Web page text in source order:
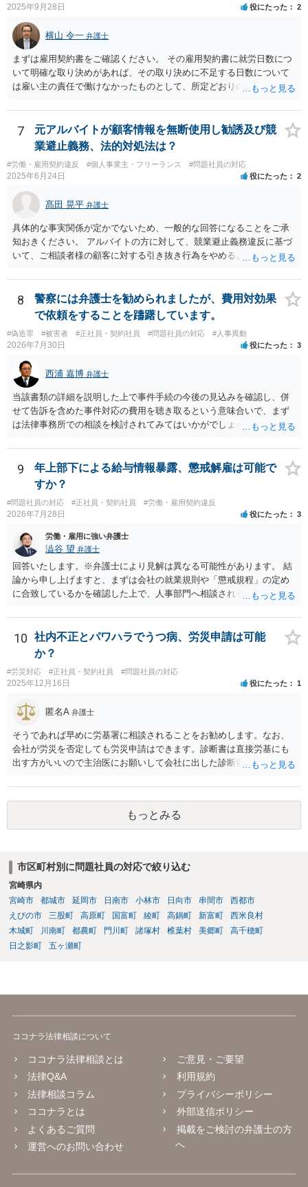
2025年9月28日 役にたった 2
横山 令一 弁護士
まずは雇用契約書をご確認ください。 その雇用契約書に就労日数につ
いて明確な取り決めがあれば、その取り決めに不足する日数について
は雇い主の責任で働けなかったものとして、所定どおりの賃金（民法5
条）を請求できる可能性があります。ただ、自分からシフトの希望日
数を減らした分については難しいでしょう。 特に後者については、違
反した場合は労働基準監督署に申告して雇い主に指導をしてもらう手
続が用意されています（労働基準法104条）。 前者については労働基
準監督署の管轄外ですので、弁護士に請求を依頼したり、裁判所に民
事訴訟や労働審判を申し立てたりする方法を取ることになるでしょ
う。
7
元アルバイトが顧客情報を無断使用し勧誘及び競
業避止義務、法的対処法は？
#労働・雇用契約違反 #個人事業主・フリーランス #問題社員の対応
2025年6月24日 役にたった 2
髙田 晃平 弁護士
具体的な事実関係が定かでないため、一般的な回答になることをご承
知おきください。 アルバイトの方に対して、競業避止義務違反に基づ
いて、ご相談者様の顧客に対する引き抜き行為をやめるように求める
いてネイルサロンを開業していることや、同意なく顧客の電話番号やL
INEアカウント、メールアドレス等を持ち出して勧誘をしていることに
ついては、競業避止義務に違反しているものと考えられます。 もっと
も、正式には退職していないものの、出社もしていないということで
すと、在職中か退職扱いとなるかで争いになり、競業避止義務条項の
有効性が問題になるところであり、損害賠償請求を行うにしても損害
の主張・立証が容易ではないため、労働法を扱う弁護士にご相談され
るのがよいと思われます。
8
警察には弁護士を勧められましたが、費用対効果
で依頼をすることを躊躇しています。
#偽造罪 #被害者 #正社員・契約社員 #問題社員の対応 #人事異動
2026年7月30日 役にたった 3
西浦 嘉博 弁護士
当該書類の詳細を説明した上で事件手続の今後の見込みを確認し、併
せて告訴を含めた事件対応の費用を聴き取るという意味合いで、まず
は法律事務所での相談を検討されてみてはいかがでしょうか。 上記、
9
年上部下による給与情報暴露、懲戒解雇は可能で
すか？
#問題社員の対応 #正社員・契約社員 #労働・雇用契約違反
2026年7月28日 役にたった 3
労働・雇用に強い弁護士
澁谷 望 弁護士
回答いたします。※弁護士により見解は異なる可能性があります。 結
論から申し上げますと、まずは会社の就業規則や「懲戒規程」の定め
に合致しているかを確認した上で、人事部門へ相談されることが最優
ものの、重い懲戒処分の対象には十分なり得ます。 名誉や評価の回復
については、会社側に「部下の不正行為による情報漏洩」と正式に認
定させ、誤認した他部署への適切なフォローや周知を求めるのが有効
です。 あるいは、懲戒があったことを社内で周知される手続があるの
ならば、それにより軽微ながら回復はできるかもしれません。 さらに
個人としても、相手に対してプライバシー侵害等に基づく損害賠償
（慰謝料）を請求する選択肢がありえます（ただし、金額は多額にな
らない可能性があります。）。
10
社内不正とパワハラでうつ病、労災申請は可能
か？
#労災対応 #正社員・契約社員 #問題社員の対応
2025年12月16日 役にたった 1
匿名A 弁護士
そうであれば早めに労基署に相談されることをお勧めします。なお、
会社が労災を否定しても労災申請はできます。診断書は直接労基にも
出す方がいいので主治医にお願いして会社に出した診断書の写しをも
もっとみる
市区町村別に問題社員の対応で絞り込む
宮崎県内
宮崎市
都城市 延岡市 日南市 小林市 日向市 串間市
西都市
えびの市
三股町 高原町 国富町 綾町 高鍋町 新富町
西米良村
木城町
川南町 都農町 門川町 諸塚村 椎葉村 美郷町
高千穂町
日之影町
五ヶ瀬町
ココナラ法律相談について
ココナラ法律相談とは
法律Q&A
法律相談コラム
ココナラとは
よくあるご質問
運営へのお問い合わせ
ご意見・ご要望
利用規約
プライバシーポリシー
外部送信ポリシー
掲載をご検討の弁護士の方
へ